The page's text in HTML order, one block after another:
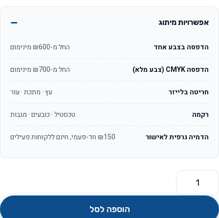
אפשרויות מיתוג
הדפסה בצבע אחד החל מ-₪600 מינימום
הדפסה CMYK (צבע מלא) החל מ-₪700 מינימום
חריטה בלייזר עץ · מתכת · עור
רקמה טכסטיל · כובעים · מגבות
הדמיה גרפית לאישור ₪150 חד-פעמי, חינם ללקוחות פעילים
כמות של מעמד אוניברסלי שולחני לטעינה אלחוטית דגם ברק
הוספה לסל